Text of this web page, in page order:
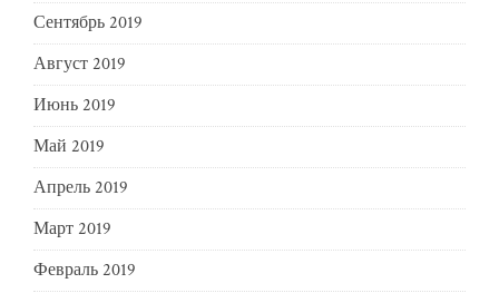
Сентябрь 2019
Август 2019
Июнь 2019
Май 2019
Апрель 2019
Март 2019
Февраль 2019